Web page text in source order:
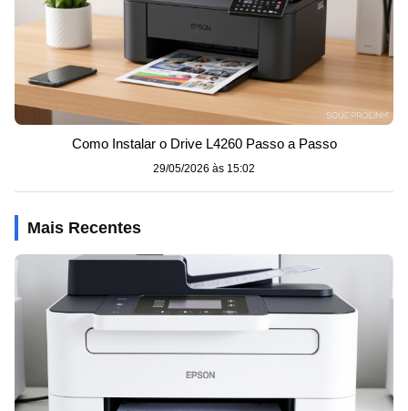
Como Instalar o Drive L4260 Passo a Passo
29/05/2026 às 15:02
Mais Recentes